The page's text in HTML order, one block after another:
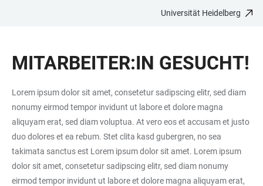
BARRIEREFREIHEIT
Universität Heidelberg
MITARBEITER:IN GESUCHT!
Lorem ipsum dolor sit amet, consetetur sadipscing elitr, sed diam
nonumy eirmod tempor invidunt ut labore et dolore magna
aliquyam erat, sed diam voluptua. At vero eos et accusam et justo
duo dolores et ea rebum. Stet clita kasd gubergren, no sea
takimata sanctus est Lorem ipsum dolor sit amet. Lorem ipsum
dolor sit amet, consetetur sadipscing elitr, sed diam nonumy
eirmod tempor invidunt ut labore et dolore magna aliquyam erat,